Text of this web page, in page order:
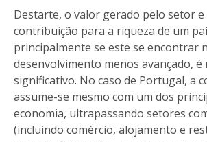
Destarte, o valor gerado pelo setor e
contribuição para a riqueza de um
principalmente se este se encontrar
desenvolvimento menos avançado, é
significativo. No caso de Portugal, a
assume-se mesmo com um dos
economia, ultrapassando setores
(incluindo comércio, alojamento e